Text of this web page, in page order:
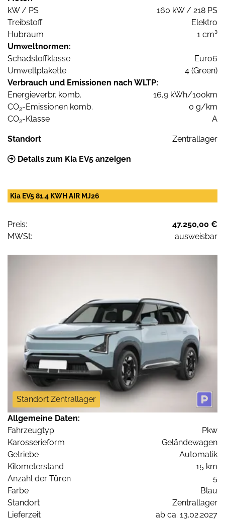
kW / PS
160 kW / 218 PS
Treibstoff
Elektro
Hubraum
1 cm³
Umweltnormen:
Schadstoffklasse
Euro6
Umweltplakette
4 (Green)
Verbrauch und Emissionen nach WLTP:
Energieverbr. komb.
16,9 kWh/100km
CO2-Emissionen komb.
0 g/km
CO2-Klasse A
Standort Zentrallager
Details zum Kia EV5 anzeigen
Kia EV5 81.4 KWH AIR MJ26
Preis:
47.250,00 €
MWSt:
ausweisbar
Standort Zentrallager
Allgemeine Daten:
Fahrzeugtyp
Pkw
Karosserieform
Geländewagen
Getriebe
Automatik
Kilometerstand
15 km
Anzahl der Türen
5
Farbe
Blau
Standort
Zentrallager
Lieferzeit
ab ca. 13.02.2027